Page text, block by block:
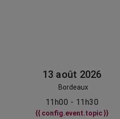
13 août 2026
Bordeaux
11h00 - 11h30
{{ config.event.topic }}